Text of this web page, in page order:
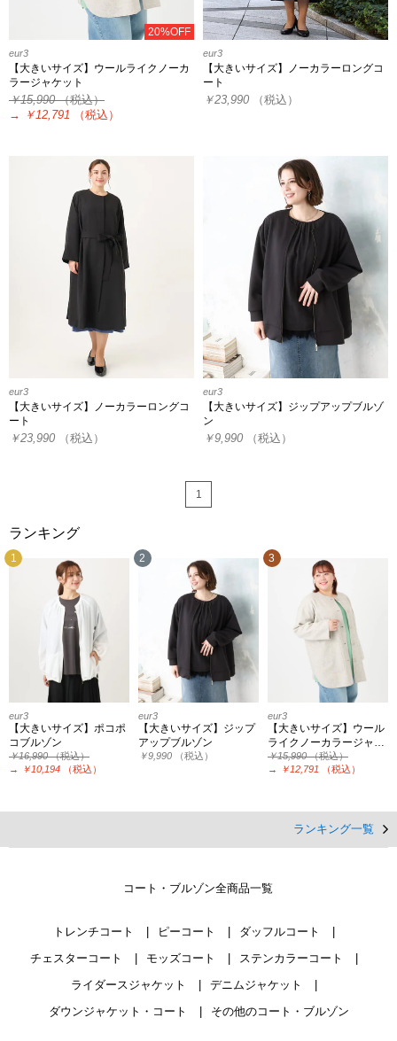
20%OFF
eur3
【大きいサイズ】ウールライクノーカ
ラージャケット
￥15,990（税込）
→
￥12,791 （税込）
eur3
【大きいサイズ】ノーカラーロングコ
ート
￥23,990 （税込）
eur3
【大きいサイズ】ノーカラーロングコ
ート
￥23,990 （税込）
eur3
【大きいサイズ】ジップアップブルゾ
ン
￥9,990 （税込）
1
ランキング
1
eur3
【大きいサイズ】ポコポ
コブルゾン
￥16,990（税込）
→
￥10,194 （税込）
2
eur3
【大きいサイズ】ジップ
アップブルゾン
￥9,990 （税込）
3
eur3
【大きいサイズ】ウール
ライクノーカラージャ…
￥15,990（税込）
→
￥12,791 （税込）
ランキング一覧
コート・ブルゾン全商品一覧
トレンチコート ピーコート
ダッフルコート
チェスターコート
モッズコート
ステンカラーコート
ライダースジャケット
デニムジャケット
ダウンジャケット・コート
その他のコート・ブルゾン